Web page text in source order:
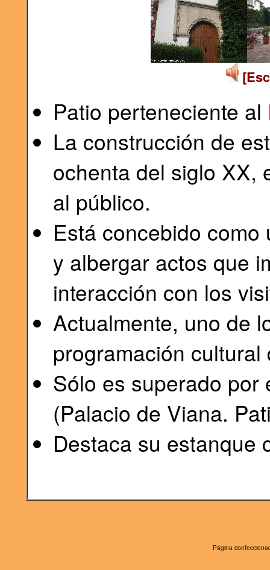
Patio perteneciente al
La construcción de
ochenta del siglo XX,
al público.
Está concebido
y albergar actos que
interacción con los
Actualmente, uno de
programación
Sólo es superado por
(Palacio de Viana.
Destaca su estanque
Página